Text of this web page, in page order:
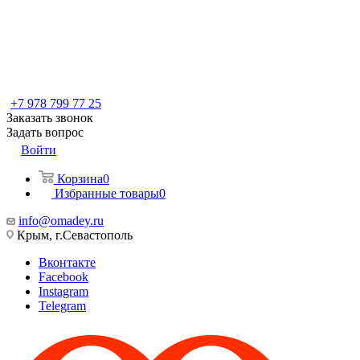
+7 978 799 77 25
Заказать звонок
Задать вопрос
Войти
Корзина0
Избранные товары0
info@omadey.ru
Крым, г.Севастополь
Вконтакте
Facebook
Instagram
Telegram